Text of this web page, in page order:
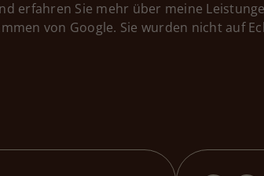
erfahren Sie mehr über meine
von Google. Sie wurden nicht auf